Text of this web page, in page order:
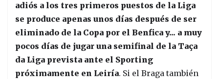
adiós a los tres primeros puestos de la Liga
se produce apenas unos días después de ser
eliminado de la Copa por el Benfica y... a muy
pocos días de jugar una semifinal de la Taça
da Liga prevista ante el Sporting
próximamente en Leiría. Si el Braga también